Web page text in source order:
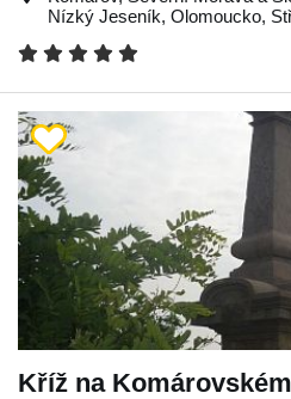
Nízký Jeseník, Olomoucko,
Kříž na